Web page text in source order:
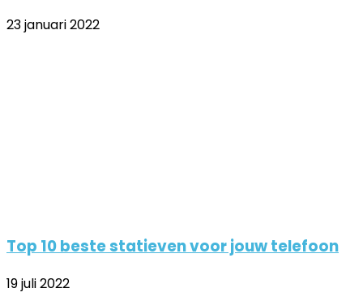
23 januari 2022
Top 10 beste statieven voor jouw telefoon
19 juli 2022